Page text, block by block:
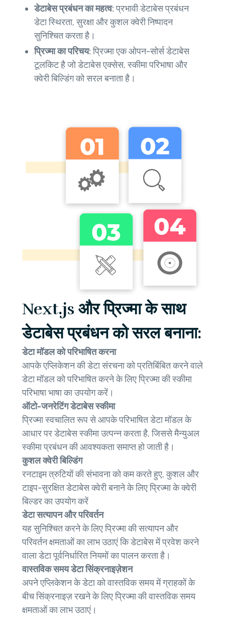
डेटाबेस प्रबंधन का महत्व:प्रभावी डेटाबेस प्रबंधन
डेटा स्थिरता, सुरक्षा और कुशल क्वेरी निष्पादन
सुनिश्चित करता है।
प्रिज्मा का परिचय:प्रिज्मा एक ओपन-सोर्स डेटाबेस
टूलकिट है जो डेटाबेस एक्सेस, स्कीमा परिभाषा और
क्वेरी बिल्डिंग को सरल बनाता है।
Next.js और प्रिज्मा के साथ
डेटाबेस प्रबंधन को सरल बनाना:
डेटा मॉडल को परिभाषित करना
आपके एप्लिकेशन की डेटा संरचना को प्रतिबिंबित करने वाले
डेटा मॉडल को परिभाषित करने के लिए प्रिज्मा की स्कीमा
परिभाषा भाषा का उपयोग करें।
ऑटो-जनरेटिंग डेटाबेस स्कीमा
प्रिज्मा स्वचालित रूप से आपके परिभाषित डेटा मॉडल के
आधार पर डेटाबेस स्कीमा उत्पन्न करता है, जिससे मैन्युअल
स्कीमा प्रबंधन की आवश्यकता समाप्त हो जाती है।
कुशल क्वेरी बिल्डिंग
रनटाइम त्रुटियों की संभावना को कम करते हुए, कुशल और
टाइप-सुरक्षित डेटाबेस क्वेरी बनाने के लिए प्रिज्मा के क्वेरी
बिल्डर का उपयोग करें
डेटा सत्यापन और परिवर्तन
यह सुनिश्चित करने के लिए प्रिज्मा की सत्यापन और
परिवर्तन क्षमताओं का लाभ उठाएं कि डेटाबेस में प्रवेश करने
वाला डेटा पूर्वनिर्धारित नियमों का पालन करता है।
वास्तविक समय डेटा सिंक्रनाइज़ेशन
अपने एप्लिकेशन के डेटा को वास्तविक समय में ग्राहकों के
बीच सिंक्रनाइज़ रखने के लिए प्रिज्मा की वास्तविक समय
क्षमताओं का लाभ उठाएं।